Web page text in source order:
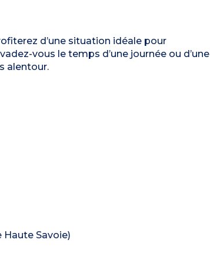
d’une situation idéale pour
vous le temps d’une journée ou d’une
alentour.
Haute Savoie)